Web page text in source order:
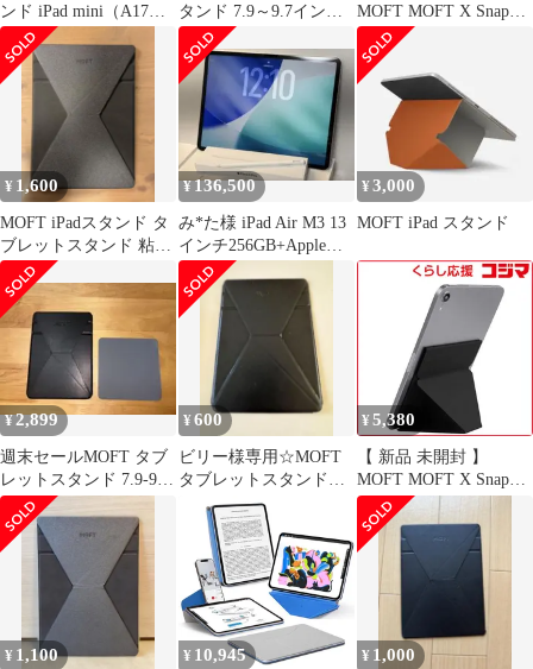
ンド iPad mini（A17
Pro）タブレットスタン
ド (2024年) 超薄型 多角
度調整 [アップグレー
ド版/マグネット式] ミ
ニ6 (2021年)対応 7.9イ
ンチ~9.7インチに対応
軽量 折り畳み式 コンパ
as
タンド 7.9～9.7インチ
ワンダーラストブルー
MOFT MOFT X Snapタ
ブレットスタンド・ミ
ニ MS008M1GY 未使用
送料無料
¥ 1,600
MOFT iPadスタンド タ
ブレットスタンド 粘着
式
¥136,500
み*た様 iPad Air M3 13
インチ256GB+Apple
Pencil
¥3,000
MOFT iPad スタンド
¥2,899
週末セールMOFT タブ
レットスタンド 7.9-9.7
インチ ブラック
¥600
ビリー様専用☆MOFT
タブレットスタンド
（iPad mini用）粘着
¥ 5,380
【 新品 未開封 】
MOFT MOFT X Snapタ
ブレットスタンド・ミ
ニ MS008M1BK 未使用
送料無料
¥ 1,100 ¥ 10,945 ¥ 1,000